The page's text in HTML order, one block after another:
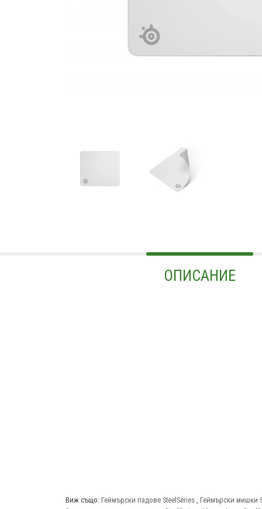
ОПИСАНИЕ
Виж също: Геймърски падове SteelSeries
Геймърски мишки